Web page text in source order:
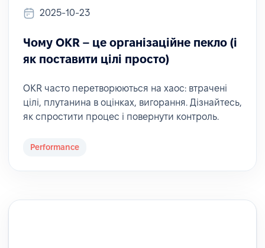
2025-10-23
Чому OKR – це організаційне пекло (і
як поставити цілі просто)
OKR часто перетворюються на хаос: втрачені
цілі, плутанина в оцінках, вигорання. Дізнайтесь,
як спростити процес і повернути контроль.
Performance